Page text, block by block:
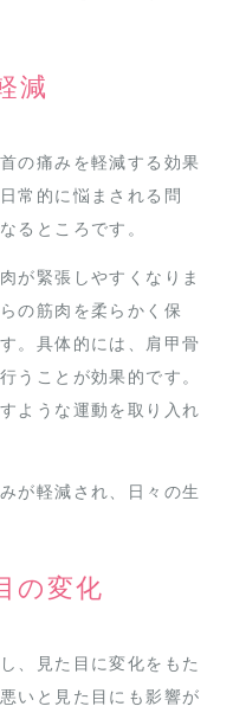
減
の痛みを軽減する効果
常的に悩まされる問
るところです。
が緊張しやすくなりま
の筋肉を柔らかく保
。具体的には、肩甲骨
うことが効果的です。
ような運動を取り入れ
が軽減され、日々の生
の変化
、見た目に変化をもた
いと見た目にも影響が